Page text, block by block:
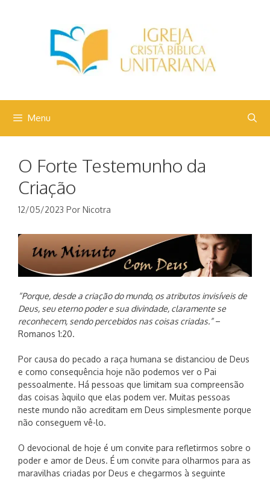
Menu
O Forte Testemunho da
Criação
12/05/2023 Por Nicotra
“Porque, desde a criação do mundo, os atributos invisíveis de
Deus, seu eterno poder e sua divindade, claramente se
reconhecem, sendo percebidos nas coisas criadas.”–
Romanos 1:20.
Por causa do pecado a raça humana se distanciou de Deus
e como consequência hoje não podemos ver o Pai
pessoalmente. Há pessoas que limitam sua compreensão
das coisas àquilo que elas podem ver. Muitas pessoas
neste mundo não acreditam em Deus simplesmente porque
não conseguem vê-lo.
O devocional de hoje é um convite para refletirmos sobre o
poder e amor de Deus. É um convite para olharmos para as
maravilhas criadas por Deus e chegarmos à seguinte